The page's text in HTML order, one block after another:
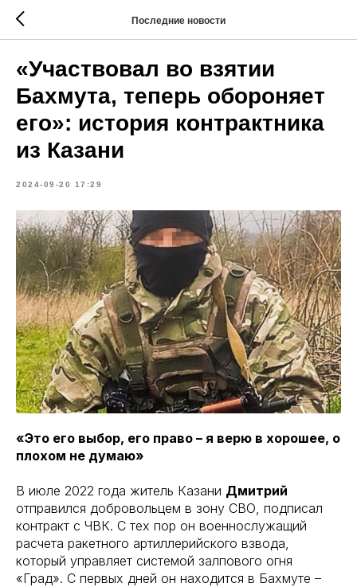
Последние новости
«Участвовал во взятии
Бахмута, теперь обороняет
его»: история контрактника
из Казани
2024-09-20 17:29
«Это его выбор, его право – я верю в хорошее, о
плохом не думаю»
В июле 2022 года житель Казани Дмитрий
отправился добровольцем в зону СВО, подписал
контракт с ЧВК. С тех пор он военнослужащий
расчета ракетного артиллерийского взвода,
который управляет системой залпового огня
«Град». С первых дней он находится в Бахмуте –